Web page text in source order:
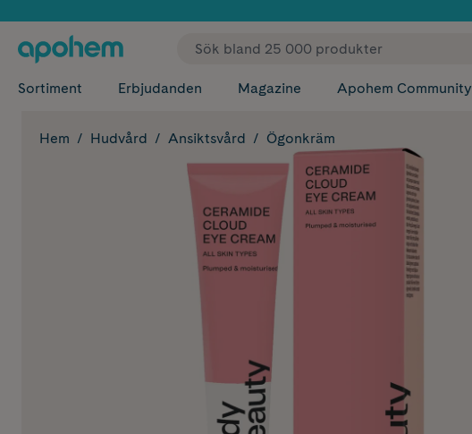
✓ Fri frakt
Sortiment Erbjudanden Magazine Apohem Community
Hem Hudvård Ansiktsvård Ögonkräm